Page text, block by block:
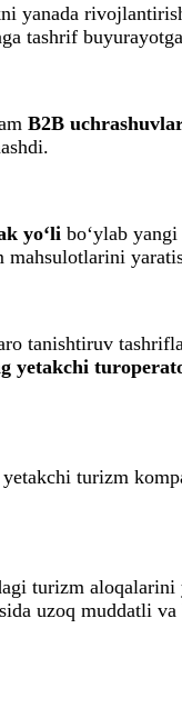
tashrif
B2B
yo‘li bo‘ylab
tanishtiruv
yetakchi
turizm
turizm
uzoq muddatli